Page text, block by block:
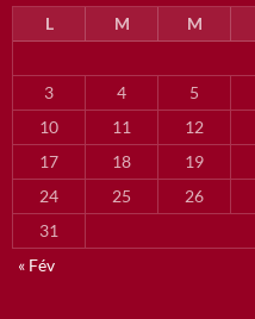
L M M
3
4 5
10
11 12
17
18 19
24
25 26
31
« Fév